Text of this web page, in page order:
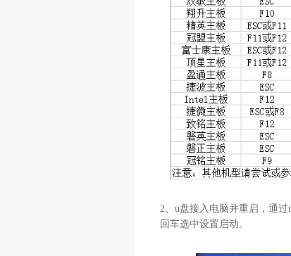
2、u盘接入电脑并重启，通
回车选中设置启动。